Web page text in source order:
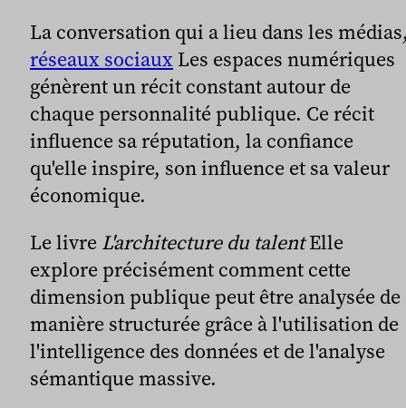
La conversation qui a lieu dans les
réseaux sociaux Les espaces numériques
génèrent un récit constant autour de
chaque personnalité publique. Ce récit
influence sa réputation, la confiance
qu'elle inspire, son influence et sa valeur
économique.
Le livre L'architecture du talentElle
explore précisément comment cette
dimension publique peut être analysée de
manière structurée grâce à l'utilisation de
l'intelligence des données et de l'analyse
sémantique massive.